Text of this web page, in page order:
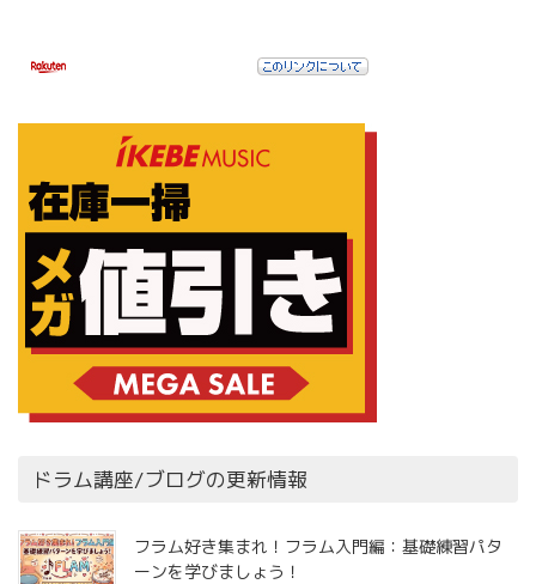
ドラム講座/ブログの更新情報
フラム好き集まれ！フラム入門編：基礎練習パタ
ーンを学びましょう！